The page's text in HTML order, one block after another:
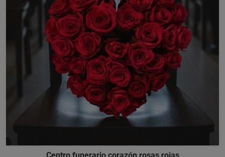
Centro funerario corazón rosas rojas